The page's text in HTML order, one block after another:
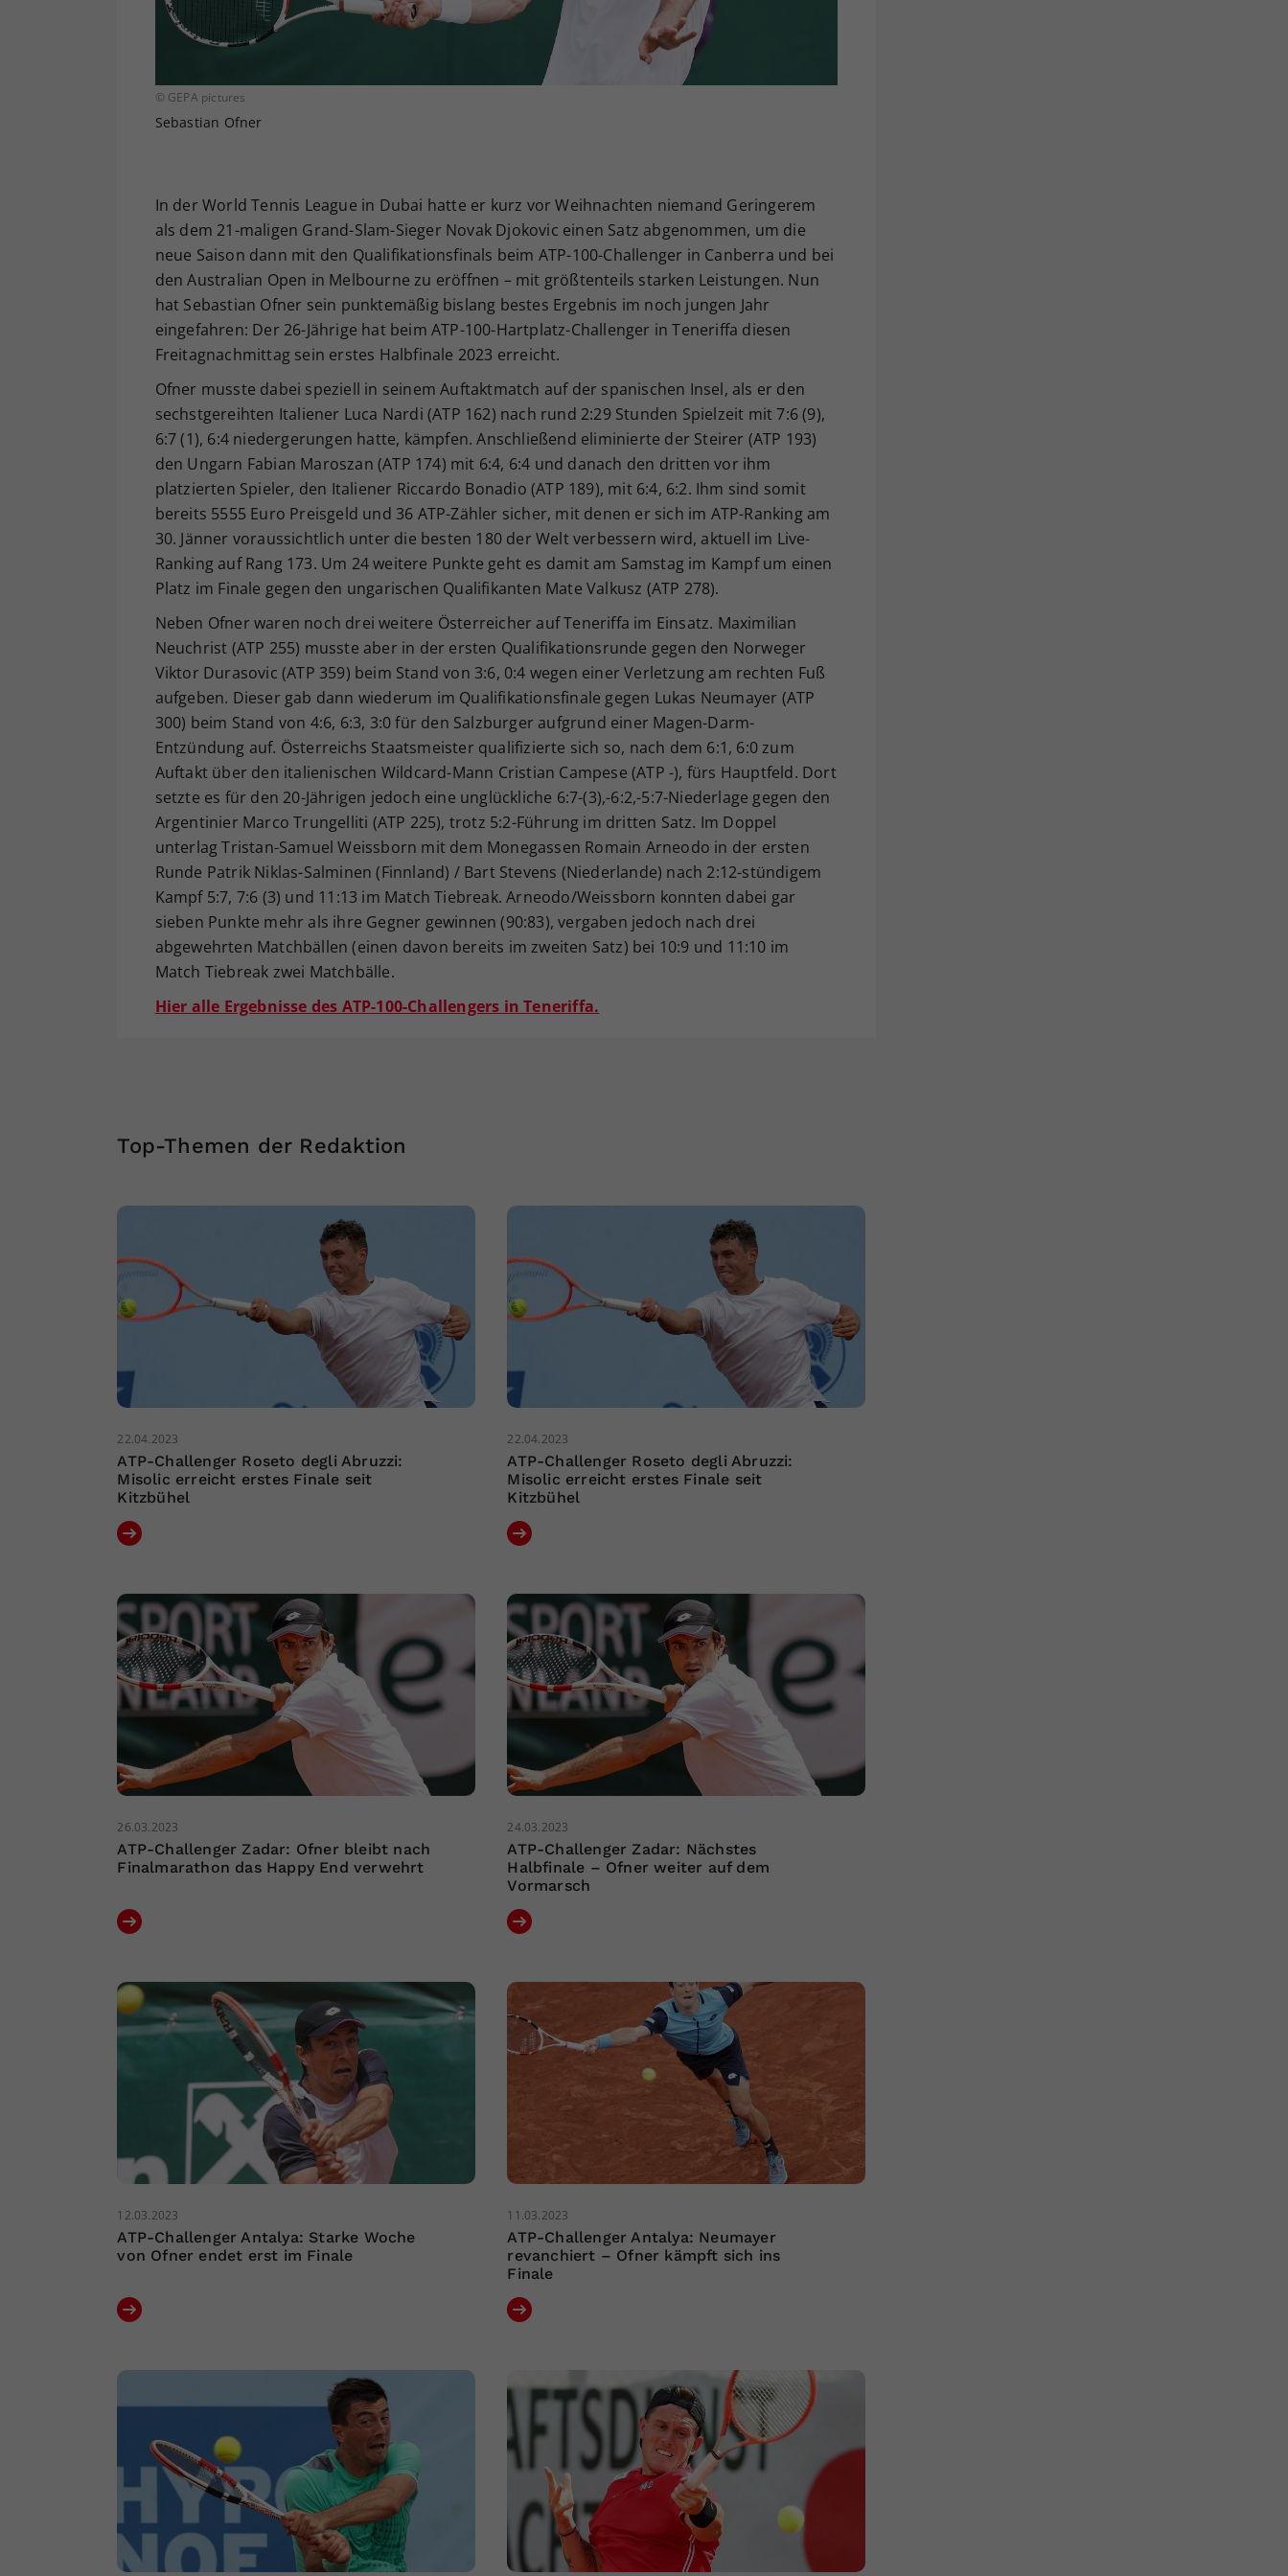
© GEPA pictures
Sebastian Ofner
In der World Tennis League in Dubai hatte er kurz vor Weihnachten niemand Geringerem
als dem 21-maligen Grand-Slam-Sieger Novak Djokovic einen Satz abgenommen, um die
neue Saison dann mit den Qualifikationsfinals beim ATP-100-Challenger in Canberra und bei
den Australian Open in Melbourne zu eröffnen – mit größtenteils starken Leistungen. Nun
hat Sebastian Ofner sein punktemäßig bislang bestes Ergebnis im noch jungen Jahr
eingefahren: Der 26-Jährige hat beim ATP-100-Hartplatz-Challenger in Teneriffa diesen
Freitagnachmittag sein erstes Halbfinale 2023 erreicht.
Ofner musste dabei speziell in seinem Auftaktmatch auf der spanischen Insel, als er den
sechstgereihten Italiener Luca Nardi (ATP 162) nach rund 2:29 Stunden Spielzeit mit 7:6 (9),
6:7 (1), 6:4 niedergerungen hatte, kämpfen. Anschließend eliminierte der Steirer (ATP 193)
den Ungarn Fabian Maroszan (ATP 174) mit 6:4, 6:4 und danach den dritten vor ihm
platzierten Spieler, den Italiener Riccardo Bonadio (ATP 189), mit 6:4, 6:2. Ihm sind somit
bereits 5555 Euro Preisgeld und 36 ATP-Zähler sicher, mit denen er sich im ATP-Ranking am
30. Jänner voraussichtlich unter die besten 180 der Welt verbessern wird, aktuell im Live-
Ranking auf Rang 173. Um 24 weitere Punkte geht es damit am Samstag im Kampf um einen
Platz im Finale gegen den ungarischen Qualifikanten Mate Valkusz (ATP 278).
Neben Ofner waren noch drei weitere Österreicher auf Teneriffa im Einsatz. Maximilian
Neuchrist (ATP 255) musste aber in der ersten Qualifikationsrunde gegen den Norweger
Viktor Durasovic (ATP 359) beim Stand von 3:6, 0:4 wegen einer Verletzung am rechten Fuß
aufgeben. Dieser gab dann wiederum im Qualifikationsfinale gegen Lukas Neumayer (ATP
300) beim Stand von 4:6, 6:3, 3:0 für den Salzburger aufgrund einer Magen-Darm-
Entzündung auf. Österreichs Staatsmeister qualifizierte sich so, nach dem 6:1, 6:0 zum
Auftakt über den italienischen Wildcard-Mann Cristian Campese (ATP -), fürs Hauptfeld. Dort
setzte es für den 20-Jährigen jedoch eine unglückliche 6:7-(3),-6:2,-5:7-Niederlage gegen den
Argentinier Marco Trungelliti (ATP 225), trotz 5:2-Führung im dritten Satz. Im Doppel
unterlag Tristan-Samuel Weissborn mit dem Monegassen Romain Arneodo in der ersten
Runde Patrik Niklas-Salminen (Finnland) / Bart Stevens (Niederlande) nach 2:12-stündigem
Kampf 5:7, 7:6 (3) und 11:13 im Match Tiebreak. Arneodo/Weissborn konnten dabei gar
sieben Punkte mehr als ihre Gegner gewinnen (90:83), vergaben jedoch nach drei
abgewehrten Matchbällen (einen davon bereits im zweiten Satz) bei 10:9 und 11:10 im
Match Tiebreak zwei Matchbälle.
Hier alle Ergebnisse des ATP-100-Challengers in Teneriffa.
Top-Themen der Redaktion
22.04.2023
ATP-Challenger Roseto degli Abruzzi:
Misolic erreicht erstes Finale seit
Kitzbühel
22.04.2023
ATP-Challenger Roseto degli Abruzzi:
Misolic erreicht erstes Finale seit
Kitzbühel
26.03.2023
ATP-Challenger Zadar: Ofner bleibt nach
Finalmarathon das Happy End verwehrt
24.03.2023
ATP-Challenger Zadar: Nächstes
Halbfinale – Ofner weiter auf dem
Vormarsch
12.03.2023
ATP-Challenger Antalya: Starke Woche
von Ofner endet erst im Finale
11.03.2023
ATP-Challenger Antalya: Neumayer
revanchiert – Ofner kämpft sich ins
Finale
Ihrer vorgenommen Einstellungen, falls der
Webseiten-Betreiber dies eingestellt hat.